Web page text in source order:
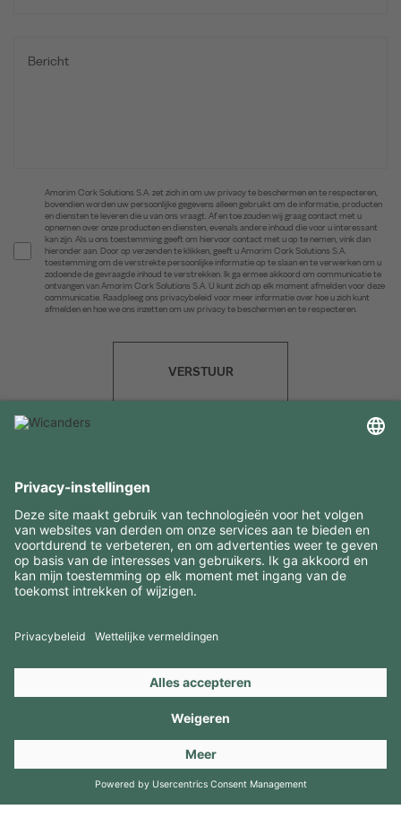
Amorim Cork Solutions S.A. zet zich in om uw privacy te beschermen en te respecteren,
bovendien worden uw persoonlijke gegevens alleen gebruikt om de informatie, producten
en diensten te leveren die u van ons vraagt. Af en toe zouden wij graag contact met u
opnemen over onze producten en diensten, evenals andere inhoud die voor u interessant
kan zijn. Als u ons toestemming geeft om hiervoor contact met u op te nemen, vink dan
hieronder aan. Door op verzenden te klikken, geeft u Amorim Cork Solutions S.A.
toestemming om de verstrekte persoonlijke informatie op te slaan en te verwerken om u
zodoende de gevraagde inhoud te verstrekken. Ik ga ermee akkoord om communicatie te
ontvangen van Amorim Cork Solutions S.A. U kunt zich op elk moment afmelden voor deze
communicatie. Raadpleeg ons privacybeleid voor meer informatie over hoe u zich kunt
afmelden en hoe we ons inzetten om uw privacy te beschermen en te respecteren.
VERSTUUR
INTERESSANTE INFORMATIE
MIDDELEN
CONTACTEN
Copyright 2026 © Amorim Cork Solutions. All rights reserved.
byWebcomum